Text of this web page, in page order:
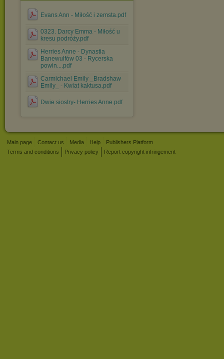
Evans Ann - Miłość i zemsta.pdf
0323. Darcy Emma - Miłość u
kresu podróży.pdf
Herries Anne - Dynastia
Banewulfów 03 - Rycerska
powin....pdf
Carmichael Emily _Bradshaw
Emily_ - Kwiat kaktusa.pdf
Dwie siostry- Herries Anne.pdf
Main page Contact us Media Help
Publishers Platform
Terms and conditions
Privacy policy Report copyright infringement